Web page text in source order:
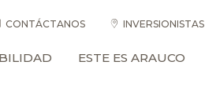
CONTÁCTANOS INVERSIONISTAS
ESTE ES ARAUCO